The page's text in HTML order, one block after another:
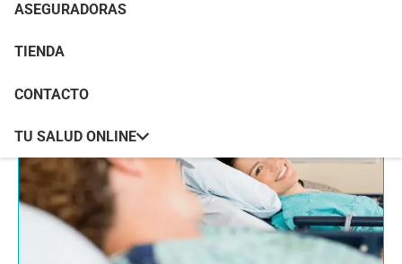
ASEGURADORAS
TIENDA
CONTACTO
TU SALUD ONLINE